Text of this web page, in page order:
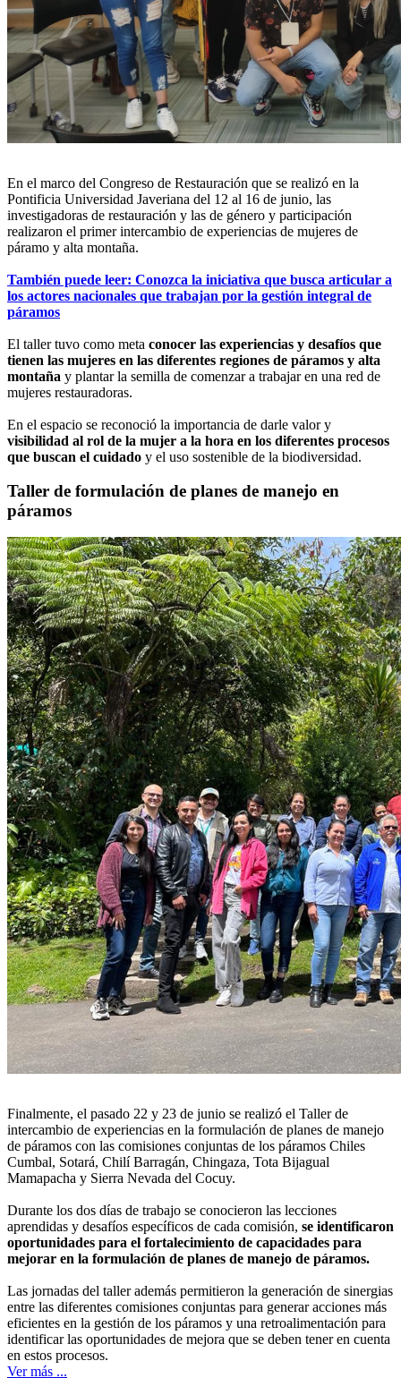
En el marco del Congreso de Restauración que se realizó en la
Pontificia Universidad Javeriana del 12 al 16 de junio, las
investigadoras de restauración y las de género y participación
realizaron el primer intercambio de experiencias de mujeres de
páramo y alta montaña.
También puede leer: Conozca la iniciativa que busca articular a
los actores nacionales que trabajan por la gestión integral de
páramos
El taller tuvo como meta conocer las experiencias y desafíos que
tienen las mujeres en las diferentes regiones de páramos y alta
montaña y plantar la semilla de comenzar a trabajar en una red de
mujeres restauradoras.
En el espacio se reconoció la importancia de darle valor y
visibilidad al rol de la mujer a la hora en los diferentes procesos
que buscan el cuidado y el uso sostenible de la biodiversidad.
Taller de formulación de planes de manejo en
páramos
Finalmente, el pasado 22 y 23 de junio se realizó el Taller de
intercambio de experiencias en la formulación de planes de manejo
de páramos con las comisiones conjuntas de los páramos Chiles
Cumbal, Sotará, Chilí Barragán, Chingaza, Tota Bijagual
Mamapacha y Sierra Nevada del Cocuy.
Durante los dos días de trabajo se conocieron las lecciones
aprendidas y desafíos específicos de cada comisión, se identificaron
oportunidades para el fortalecimiento de capacidades para
mejorar en la formulación de planes de manejo de páramos.
Las jornadas del taller además permitieron la generación de sinergias
entre las diferentes comisiones conjuntas para generar acciones más
eficientes en la gestión de los páramos y una retroalimentación para
identificar las oportunidades de mejora que se deben tener en cuenta
en estos procesos.
Ver más ...